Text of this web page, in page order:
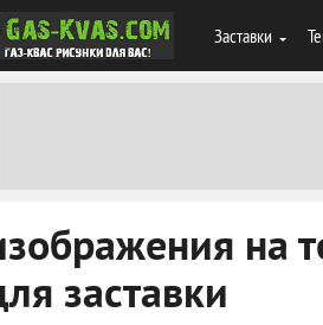
Заставки
на
заставки